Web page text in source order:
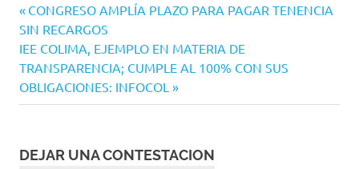
de
Mar
Navegación
de
entradas
Entrada
anterior:
CONGRESO AMPLÍA PLAZO PARA PAGAR TENENCIA
SIN RECARGOS
Siguiente
entrada:
IEE COLIMA, EJEMPLO EN MATERIA DE
TRANSPARENCIA; CUMPLE AL 100% CON SUS
OBLIGACIONES: INFOCOL
DEJAR UNA CONTESTACION